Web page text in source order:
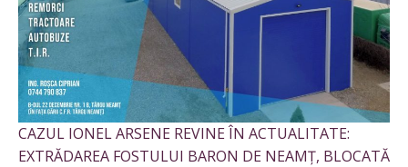
CAZUL IONEL ARSENE REVINE ÎN ACTUALITATE:
EXTRĂDAREA FOSTULUI BARON DE NEAMȚ, BLOCATĂ